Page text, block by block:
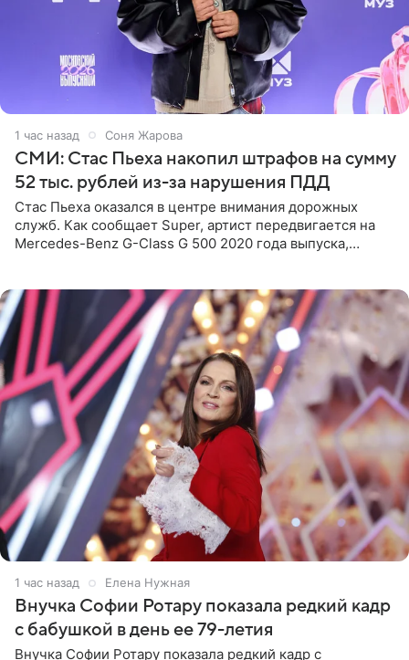
1 час назад Соня Жарова
СМИ: Стас Пьеха накопил штрафов на сумму
52 тыс. рублей из-за нарушения ПДД
Стас Пьеха оказался в центре внимания дорожных
служб. Как сообщает Super, артист передвигается на
Mercedes-Benz G-Class G 500 2020 года выпуска,
1 час назад Елена Нужная
Внучка Софии Ротару показала редкий кадр
с бабушкой в день ее 79-летия
Внучка Софии Ротару показала редкий кадр с